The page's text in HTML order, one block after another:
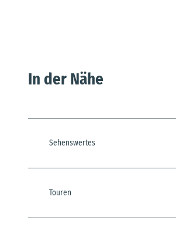
In der Nähe
Sehenswertes
Touren